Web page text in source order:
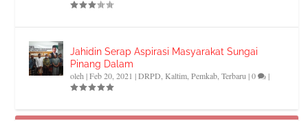
Jahidin Serap Aspirasi Masyarakat Sungai
Pinang Dalam
oleh|Feb 20, 2021 |DRPD ,Kaltim ,Pemkab ,Terbaru |0 |